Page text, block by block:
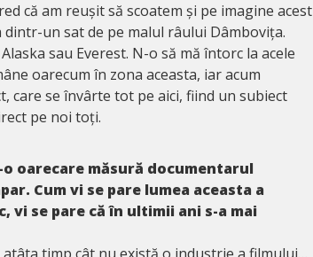
că am reușit să scoatem și pe imagine acest
dintr-un sat de pe malul râului Dâmbovița.
sau Everest. N-o să mă întorc la acele
oarecum în zona aceasta, iar acum
care se învârte tot pe aici, fiind un subiect
pe noi toți.
oarecare măsură documentarul
Cum vi se pare lumea aceasta a
vi se pare că în ultimii ani s-a mai